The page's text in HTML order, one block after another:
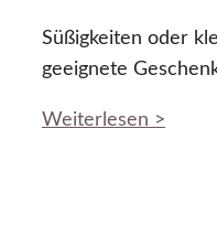
Süßigkeiten oder
geeignete
Weiterlesen >